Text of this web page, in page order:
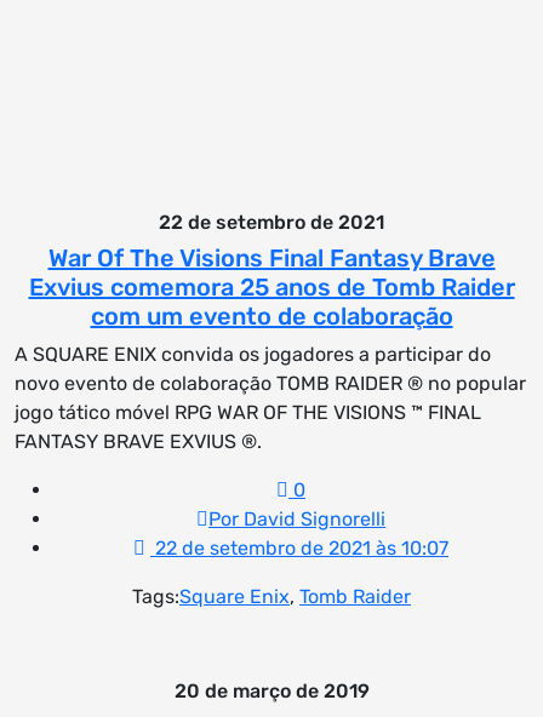
22 de setembro de 2021
War Of The Visions Final Fantasy Brave
Exvius comemora 25 anos de Tomb Raider
com um evento de colaboração
A SQUARE ENIX convida os jogadores a participar do
novo evento de colaboração TOMB RAIDER ® no popular
jogo tático móvel RPG WAR OF THE VISIONS ™ FINAL
FANTASY BRAVE EXVIUS ®.
0
Por David Signorelli
22 de setembro de 2021 às 10:07
Tags:Square Enix, Tomb Raider
20 de março de 2019